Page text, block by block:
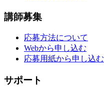
講師募集
応募方法について
Webから申し込む
応募用紙から申し込む
サポート